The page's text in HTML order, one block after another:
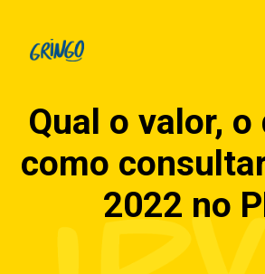
Qual o valor, o
como
2022 no